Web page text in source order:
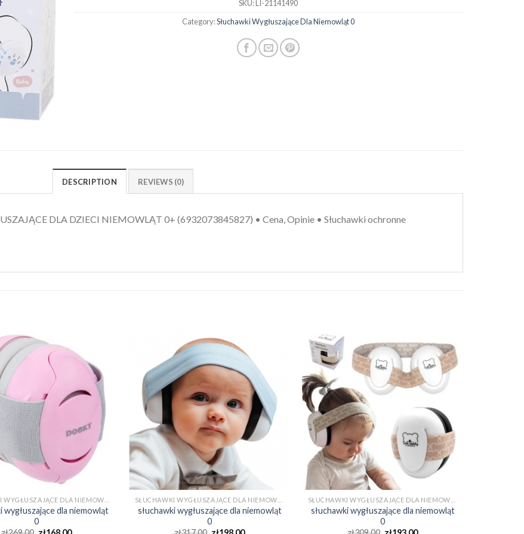
SKU:LI-21141490
Category:Słuchawki Wygłuszające Dla Niemowląt 0
DESCRIPTION REVIEWS (0)
DLA DZIECI NIEMOWLĄT 0+ (6932073845827) • Cena, Opinie • Słuchawki ochronne
wygłuszające dla niemowląt
0
słuchawki wygłuszające dla niemowląt
0
słuchawki wygłuszające dla niemowląt
0